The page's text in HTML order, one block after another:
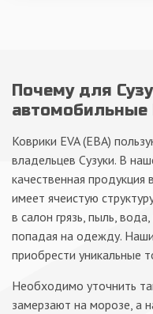
Почему для
автомобильные
Коврики EVA (ЕВА)
владельцев Сузуки. В
качественная
имеет ячеистую
в салон грязь, пыль,
попадая на одежду.
приобрести уникальные
Необходимо уточнить
замерзают на морозе, а